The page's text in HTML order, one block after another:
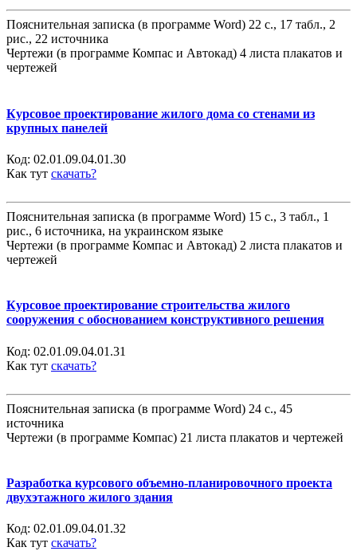
Пояснительная записка (в программе Word) 22 с., 17 табл., 2
рис., 22 источника
Чертежи (в программе Компас и Автокад) 4 листа плакатов и
чертежей
Курсовое проектирование жилого дома со стенами из
крупных панелей
Код: 02.01.09.04.01.30
Как тут скачать?
Пояснительная записка (в программе Word) 15 с., 3 табл., 1
рис., 6 источника, на украинском языке
Чертежи (в программе Компас и Автокад) 2 листа плакатов и
чертежей
Курсовое проектирование строительства жилого
сооружения с обоснованием конструктивного решения
Код: 02.01.09.04.01.31
Как тут скачать?
Пояснительная записка (в программе Word) 24 с., 45
источника
Чертежи (в программе Компас) 21 листа плакатов и чертежей
Разработка курсового объемно-планировочного проекта
двухэтажного жилого здания
Код: 02.01.09.04.01.32
Как тут скачать?